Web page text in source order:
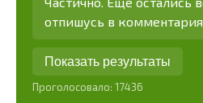
отпишусь в
Показать результаты
Проголосовало: 17436